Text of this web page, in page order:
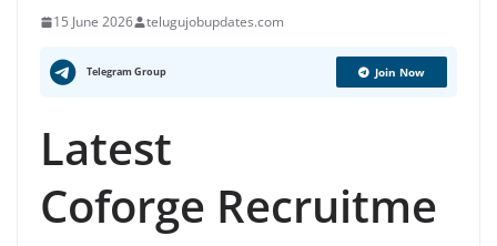
15 June 2026 telugujobupdates.com
Telegram Group Join Now
Latest
Coforge Recruitme